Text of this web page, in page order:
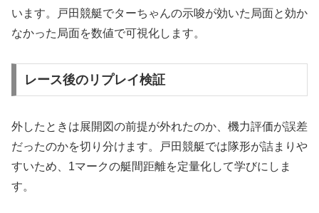
います。戸田競艇でターちゃんの示唆が効いた局面と効か
なかった局面を数値で可視化します。
レース後のリプレイ検証
外したときは展開図の前提が外れたのか、機力評価が誤差
だったのかを切り分けます。戸田競艇では隊形が詰まりや
すいため、1マークの艇間距離を定量化して学びにしま
す。